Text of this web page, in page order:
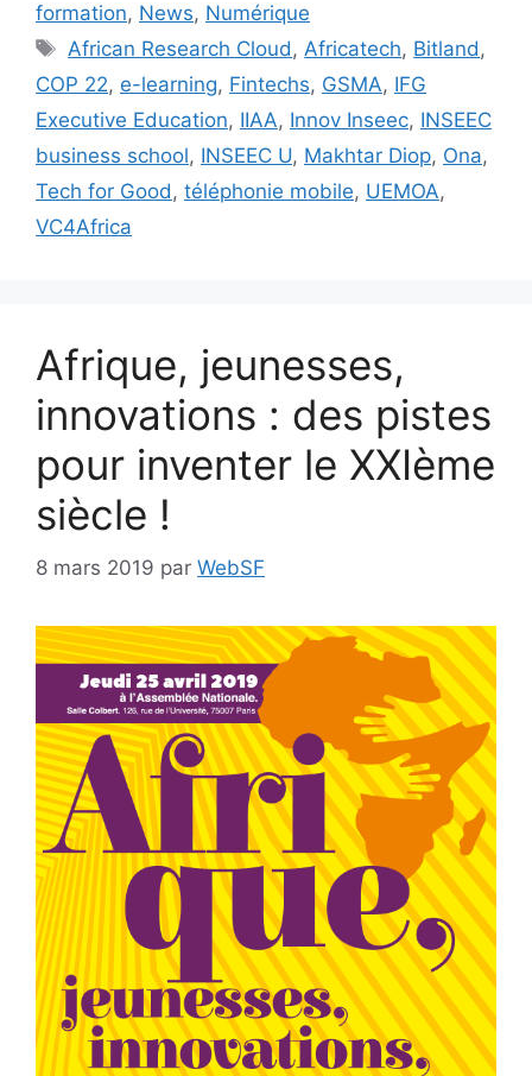
formation, News, Numérique
Étiquettes
African Research Cloud,Africatech, Bitland,
COP 22, e-learning, Fintechs, GSMA, IFG
Executive Education, IIAA, Innov Inseec, INSEEC
business school, INSEEC U, Makhtar Diop, Ona,
Tech for Good, téléphonie mobile, UEMOA,
VC4Africa
Afrique, jeunesses,
innovations : des pistes
pour inventer le XXIème
siècle !
8 mars 2019 par WebSF